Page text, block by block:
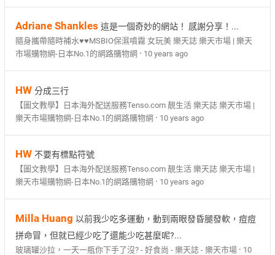
Adriane Shankles 這是一個奇妙的網站！ 感謝分享！...
隨身攜帶隨時補水♥♥MSBIO保濕噴霧 女玩美 樂天誌 樂天市場 | 樂天
市場購物網-日本No.1的網路購物網 · 10 years ago
HW 分成三行
【圖文教學】日本海外配送服務Tenso.com 靚生活 樂天誌 樂天市場 |
樂天市場購物網-日本No.1的網路購物網 · 10 years ago
HW 不要有標點符號
【圖文教學】日本海外配送服務Tenso.com 靚生活 樂天誌 樂天市場 |
樂天市場購物網-日本No.1的網路購物網 · 10 years ago
Milla Huang 以前我少吃多運動，動到兩眼發昏腿發軟，痘痘
拼命冒，但就已經少吃了還能少吃甚麼呢?...
玻璃罐沙拉，一天一瓶你下手了沒? - 好食尚 - 樂天誌 - 樂天市場 · 10